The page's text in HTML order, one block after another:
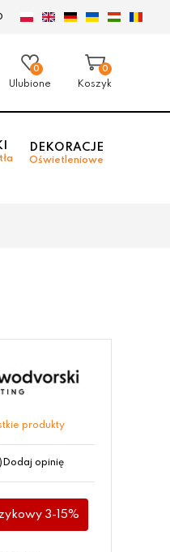
0
Ulubione
0
Koszyk
DEKORACJE
Oświetleniowe
produkty
Dodaj opinię
3-15%